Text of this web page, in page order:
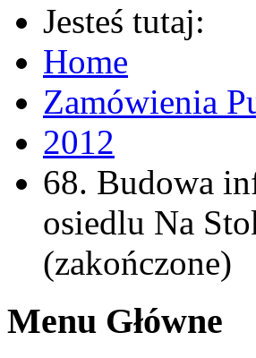
Jesteś tutaj:
Home
Zamówienia
2012
68. Budowa
osiedlu Na
(zakończone)
Menu Główne